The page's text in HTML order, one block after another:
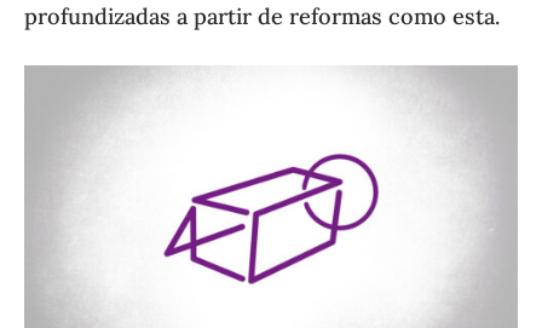
profundizadas a partir de reformas como esta.